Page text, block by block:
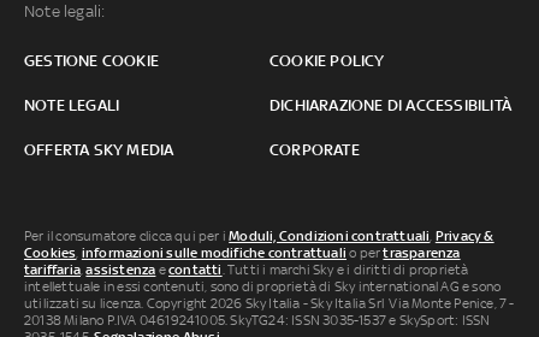
Note legali:
GESTIONE COOKIE COOKIE POLICY
NOTE LEGALI DICHIARAZIONE DI ACCESSIBILITÀ
OFFERTA SKY MEDIA CORPORATE
Per il consumatore clicca qui per iModuli, Condizioni contrattuali Privacy &
Cookies informazioni sulle modifiche contrattuali o pertrasparenza
tariffaria ,assistenza econtatti . Tutti i marchi Sky e i diritti di proprietà
intellettuale in essi contenuti, sono di proprietà di Sky international AG e sono
utilizzati su licenza. Copyright 2026 Sky Italia - Sky Italia Srl Via Monte Penice, 7 -
20138 Milano P.IVA 04619241005. SkyTG24: ISSN 3035-1537 e SkySport: ISSN